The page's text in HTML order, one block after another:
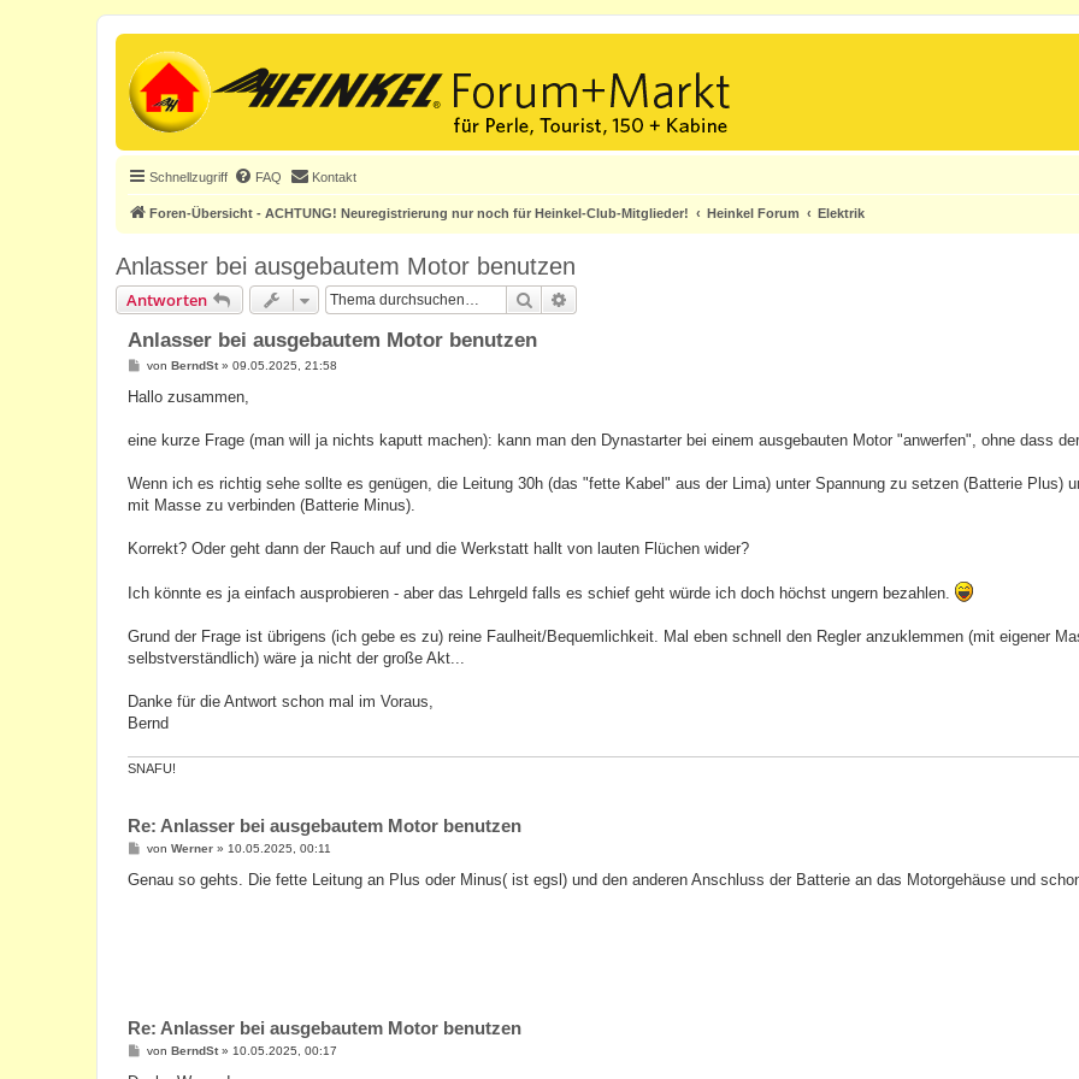
Schnellzugriff FAQ Kontakt
Foren-Übersicht - ACHTUNG! Neuregistrierung nur noch für Heinkel-Club-Mitglieder! Heinkel Forum Elektrik
Anlasser bei ausgebautem Motor benutzen
Antworten Suche
Anlasser bei ausgebautem Motor benutzen
B
i
a
von BerndSt» 09.05.2025, 21:58
Hallo zusammen,
eine kurze Frage (man will ja nichts kaputt machen): kann man den Dynastarter bei einem ausgebauten Motor "anwerfen", ohne dass
Wenn ich es richtig sehe sollte es genügen, die Leitung 30h (das "fette Kabel" aus der Lima) unter Spannung zu setzen (Batterie Plus)
mit Masse zu verbinden (Batterie Minus).
Korrekt? Oder geht dann der Rauch auf und die Werkstatt hallt von lauten Flüchen wider?
Ich könnte es ja einfach ausprobieren - aber das Lehrgeld falls es schief geht würde ich doch höchst ungern bezahlen.
Grund der Frage ist übrigens (ich gebe es zu) reine Faulheit/Bequemlichkeit. Mal eben schnell den Regler anzuklemmen (mit eigener
selbstverständlich) wäre ja nicht der große Akt...
Danke für die Antwort schon mal im Voraus,
Bernd
SNAFU!
Re: Anlasser bei ausgebautem Motor benutzen
B
i
von Werner» 10.05.2025, 00:11
Genau so gehts. Die fette Leitung an Plus oder Minus( ist egsl) und den anderen Anschluss der Batterie an das Motorgehäuse und
Re: Anlasser bei ausgebautem Motor benutzen
Bvon BerndSt» 10.05.2025, 00:17